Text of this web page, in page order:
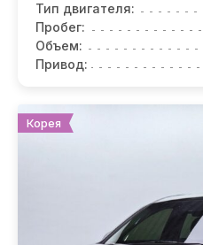
Тип двигателя:
Пробег:
Объем:
Привод:
Корея